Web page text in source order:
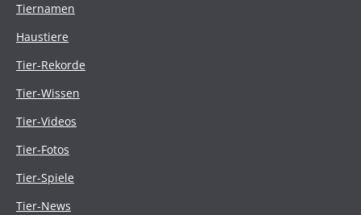
Tiernamen
Haustiere
Tier-Rekorde
Tier-Wissen
Tier-Videos
Tier-Fotos
Tier-Spiele
Tier-News